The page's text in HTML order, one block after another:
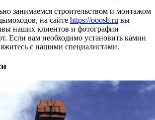
занимаемся строительством и монтажом
на сайте https://ooosb.ru вы
наших клиентов и фотографии
Если вам необходимо установить камин
с нашими специалистами.